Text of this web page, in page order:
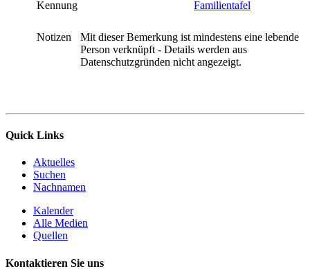
Kennung
Familientafel
Notizen
Mit dieser Bemerkung ist mindestens eine lebende
Person verknüpft - Details werden aus
Datenschutzgründen nicht angezeigt.
Quick Links
Aktuelles
Suchen
Nachnamen
Kalender
Alle Medien
Quellen
Kontaktieren Sie uns